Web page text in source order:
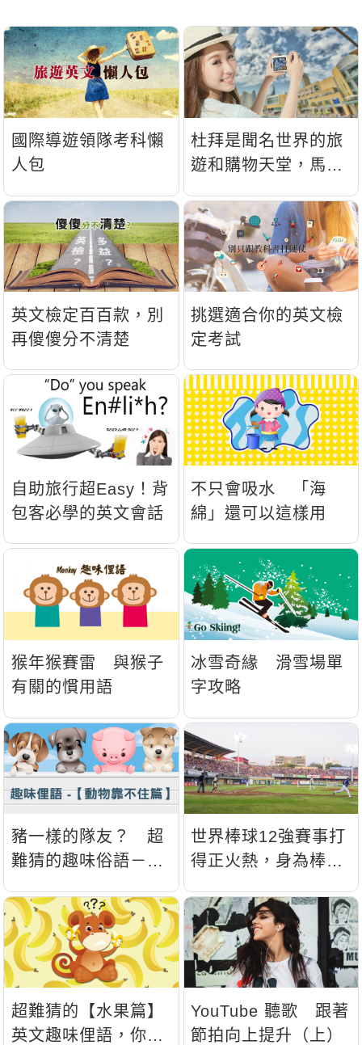
國際導遊領隊考科懶
人包
杜拜是聞名世界的旅
遊和購物天堂，馬上
英文檢定百百款，別
再傻傻分不清楚
挑選適合你的英文檢
定考試
自助旅行超Easy！背
包客必學的英文會話
不只會吸水 「海
綿」還可以這樣用
猴年猴賽雷 與猴子
有關的慣用語
冰雪奇緣 滑雪場單
字攻略
豬一樣的隊友？ 超
難猜的趣味俗語－
世界棒球12強賽事打
得正火熱，身為棒球
文術語！
超難猜的【水果篇】
英文趣味俚語，你猜
YouTube 聽歌 跟著
節拍向上提升（上）